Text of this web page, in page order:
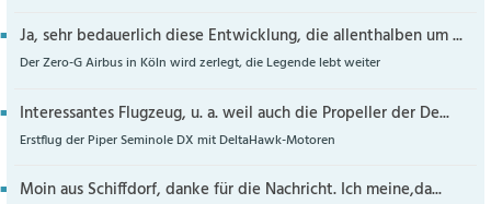
Ja, sehr bedauerlich diese Entwicklung, die allenthalben um ...
Der Zero-G Airbus in Köln wird zerlegt, die Legende lebt weiter
Interessantes Flugzeug, u. a. weil auch die Propeller der De...
Erstflug der Piper Seminole DX mit DeltaHawk-Motoren
Moin aus Schiffdorf, danke für die Nachricht. Ich meine,da...